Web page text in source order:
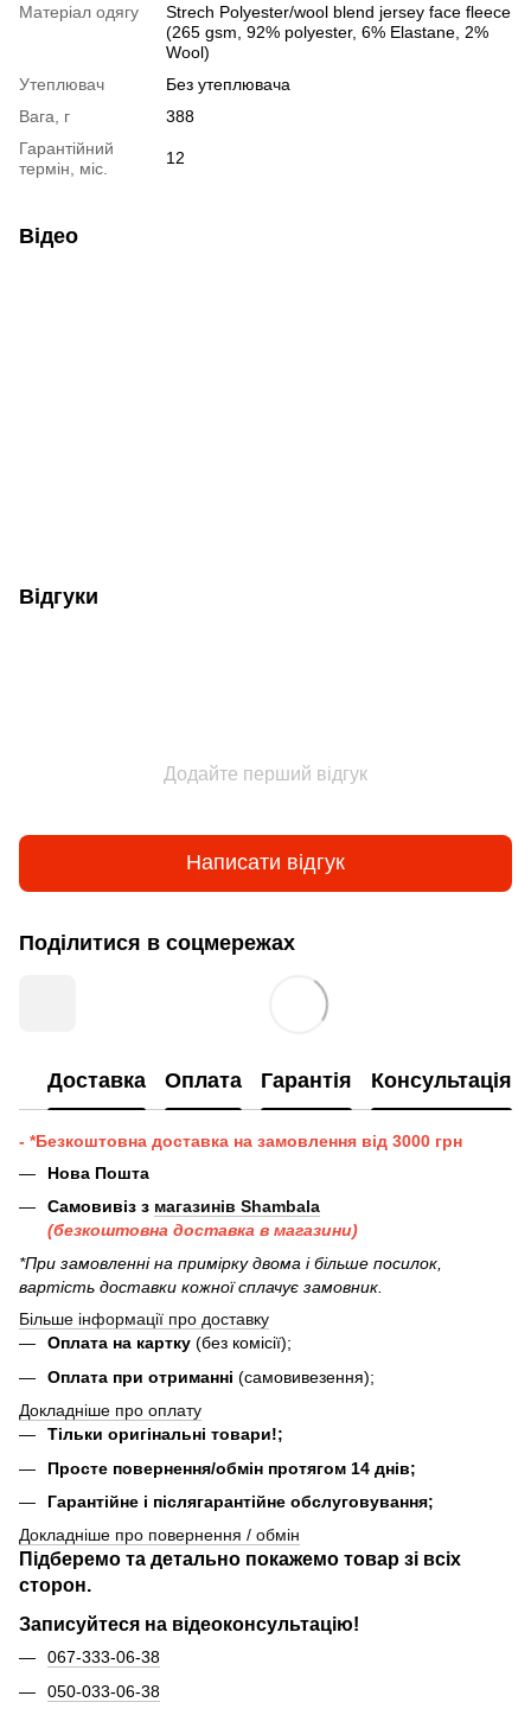
Матеріал одягу
Strech Polyester/wool blend jersey face fleece
(265 gsm, 92% polyester, 6% Elastane, 2%
Wool)
Утеплювач
Без утеплювача
Вага, г
388
Гарантійний
термін, міс.
12
Відео
Відгуки
Додайте перший відгук
Написати відгук
Поділитися в соцмережах
Доставка Оплата Гарантія Консультація
- *Безкоштовна доставка на замовлення від 3000 грн
Нова Пошта
Самовивіз з магазинів Shambala
(безкоштовна доставка в магазини)
*При замовленні на примірку двома і більше посилок,
вартість доставки кожної сплачує замовник.
Більше інформації про доставку
Оплата на картку (без комісії);
Оплата при отриманні (самовивезення);
Докладніше про оплату
Тільки оригінальні товари!;
Просте повернення/обмін протягом 14 днів;
Гарантійне і післягарантійне обслуговування;
Докладніше про повернення / обмін
Підберемо та детально покажемо товар зі всіх
сторон.
Записуйтеся на відеоконсультацію!
067-333-06-38
050-033-06-38